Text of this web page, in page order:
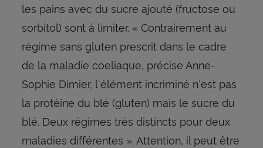
les pains avec du sucre ajouté (fructose ou
sorbitol) sont à limiter. « Contrairement au
régime sans gluten prescrit dans le cadre
de la maladie coeliaque, précise Anne-
Sophie Dimier, l'élément incriminé n'est pas
la protéine du blé (gluten) mais le sucre du
blé. Deux régimes très distincts pour deux
maladies différentes ». Attention, il peut être